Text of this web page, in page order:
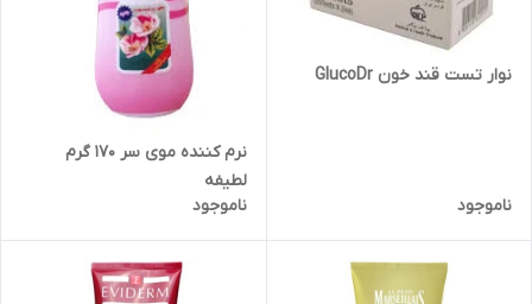
نوار تست قند خون GlucoDr
ناموجود
نرم کننده موی سر 170 گرم
لطیفه
ناموجود